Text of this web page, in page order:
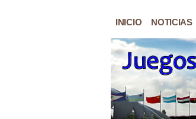
INICIO NOTICIAS